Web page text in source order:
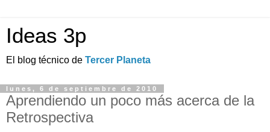
Ideas 3p
El blog técnico de Tercer Planeta
lunes, 6 de septiembre de 2010
Aprendiendo un poco más acerca de la
Retrospectiva